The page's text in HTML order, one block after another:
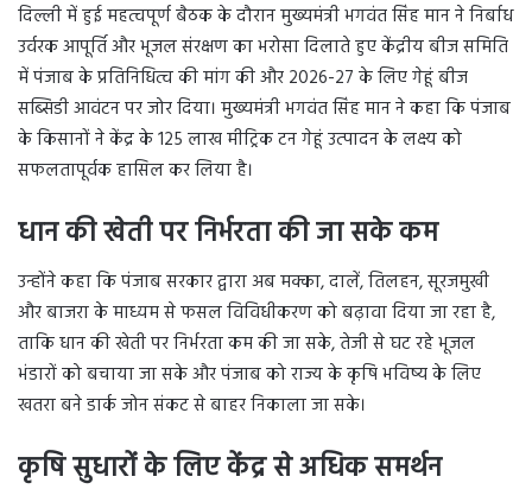
दिल्ली में हुई महत्वपूर्ण बैठक के दौरान मुख्यमंत्री भगवंत सिंह मान ने निर्बाध
उर्वरक आपूर्ति और भूजल संरक्षण का भरोसा दिलाते हुए केंद्रीय बीज समिति
में पंजाब के प्रतिनिधित्व की मांग की और 2026-27 के लिए गेहूं बीज
सब्सिडी आवंटन पर जोर दिया। मुख्यमंत्री भगवंत सिंह मान ने कहा कि पंजाब
के किसानों ने केंद्र के 125 लाख मीट्रिक टन गेहूं उत्पादन के लक्ष्य को
सफलतापूर्वक हासिल कर लिया है।
धान की खेती पर निर्भरता की जा सके कम
उन्होंने कहा कि पंजाब सरकार द्वारा अब मक्का, दालें, तिलहन, सूरजमुखी
और बाजरा के माध्यम से फसल विविधीकरण को बढ़ावा दिया जा रहा है,
ताकि धान की खेती पर निर्भरता कम की जा सके, तेजी से घट रहे भूजल
भंडारों को बचाया जा सके और पंजाब को राज्य के कृषि भविष्य के लिए
खतरा बने डार्क जोन संकट से बाहर निकाला जा सके।
कृषि सुधारों के लिए केंद्र से अधिक समर्थन